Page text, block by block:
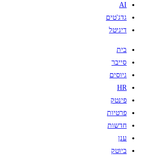
AI
גדג'טים
דיגיטל
בית
סייבר
גיוסים
HR
פינטק
פרטיות
חדשות
ענן
ביוטק